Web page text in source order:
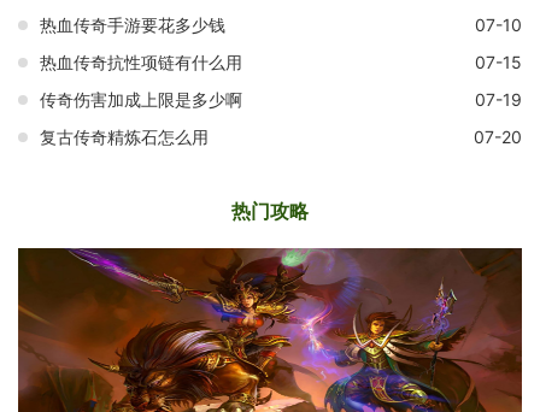
热血传奇手游要花多少钱
07-10
热血传奇抗性项链有什么用
07-15
传奇伤害加成上限是多少啊
07-19
复古传奇精炼石怎么用
07-20
热门攻略